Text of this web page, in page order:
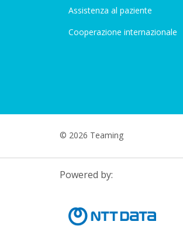
Assistenza al paziente
Cooperazione internazionale
© 2026 Teaming
Powered by: